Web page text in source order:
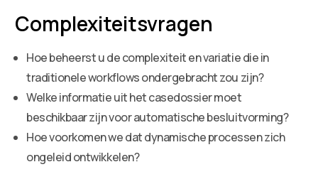
Complexiteitsvragen
Hoe beheerst u de complexiteit en variatie die in
traditionele workflows ondergebracht zou zijn?
Welke informatie uit het casedossier moet
beschikbaar zijn voor automatische besluitvorming?
Hoe voorkomen we dat dynamische processen zich
ongeleid ontwikkelen?